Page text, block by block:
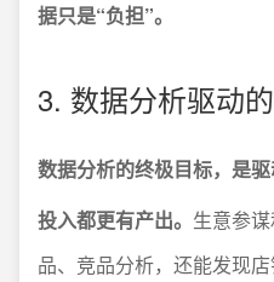
据只是“负担”。
3. 数据分析驱动
数据分析的终极目标，是
投入都更有产出。 生意参
品、竞品分析，还能发现